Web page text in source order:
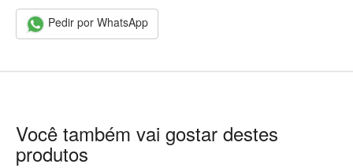
Pedir por WhatsApp
Você também vai gostar destes
produtos